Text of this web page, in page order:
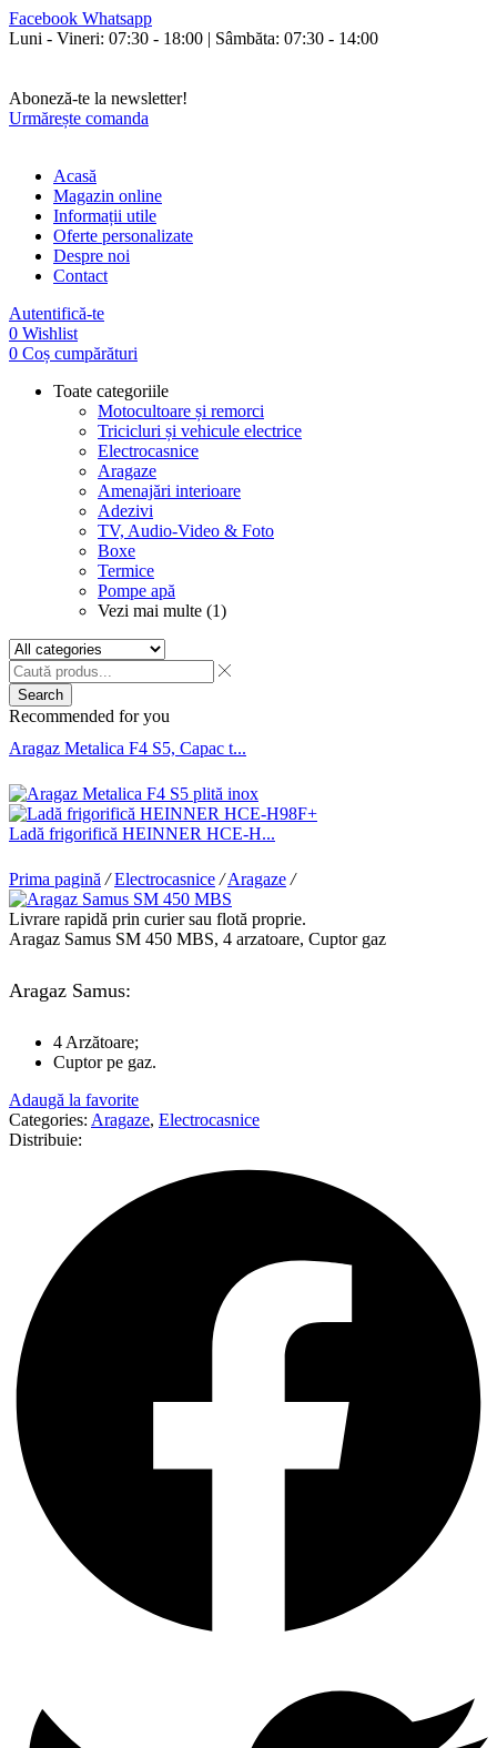
Facebook Whatsapp
Luni - Vineri: 07:30 - 18:00 | Sâmbăta: 07:30 - 14:00
Aboneză-te la newsletter!
Urmărește comanda
Acasă
Magazin online
Informații utile
Oferte personalizate
Despre noi
Contact
Autentifică-te
0 Wishlist
0 Coș cumpărături
Toate categoriile
Motocultoare și remorci
Tricicluri și vehicule electrice
Electrocasnice
Aragaze
Amenajări interioare
Adezivi
TV, Audio-Video & Foto
Boxe
Termice
Pompe apă
Vezi mai multe (1)
Search
Recommended for you
Aragaz Metalica F4 S5, Capac t...
Ladă frigorifică HEINNER HCE-H...
Prima pagină / Electrocasnice / Aragaze /
Livrare rapidă prin curier sau flotă proprie.
Aragaz Samus SM 450 MBS, 4 arzatoare, Cuptor gaz
Aragaz Samus:
4 Arzătoare;
Cuptor pe gaz.
Adaugă la favorite
Categories: Aragaze, Electrocasnice
Distribuie: